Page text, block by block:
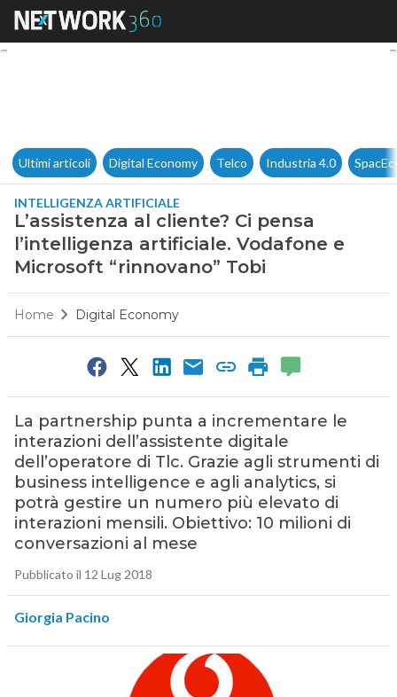
L’assistenza al cliente? Ci
Ultimi articoli Digital Economy Telco Industria 4.0
INTELLIGENZA ARTIFICIALE
L’assistenza al cliente? Ci pensa
l’intelligenza artificiale. Vodafone e
Microsoft “rinnovano” Tobi
Home Digital Economy
La partnership punta a incrementare le
interazioni dell’assistente digitale
dell’operatore di Tlc. Grazie agli strumenti di
business intelligence e agli analytics, si
potrà gestire un numero più elevato di
interazioni mensili. Obiettivo: 10 milioni di
conversazioni al mese
Pubblicato il 12 Lug 2018
Giorgia Pacino